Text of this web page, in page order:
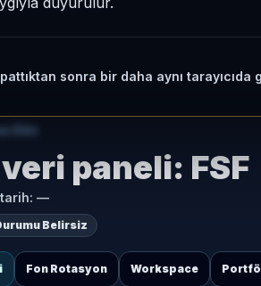
sonra bir daha aynı tarayıcıda
Dön
veri paneli: FSF
—
Belirsiz
Fon Rotasyon Workspace